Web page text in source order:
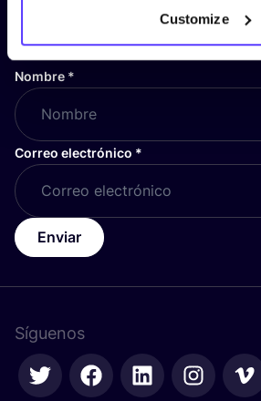
Customize
¡Suscríbete a nuestro
y mantente informado!
Nombre *
Correo electrónico *
Enviar
Síguenos